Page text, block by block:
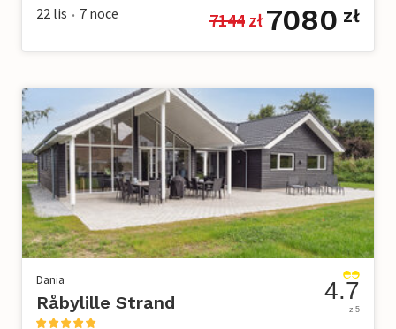
22 lis • 7 noce 7144 zł 7080 zł
Dania
Råbylille Strand 4.7
z 5